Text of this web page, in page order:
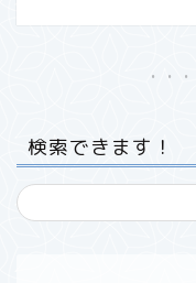
検索できます！